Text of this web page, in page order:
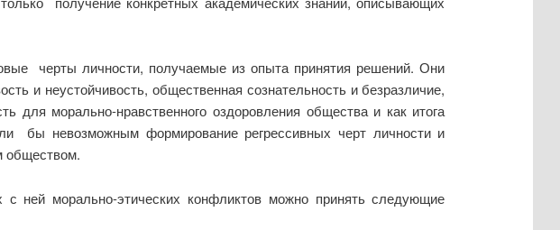
черты личности, получаемые из опыта принятия решений. Они
и неустойчивость, общественная сознательность и безразличие,
для морально-нравственного оздоровления общества и как итога
бы невозможным формирование регрессивных черт личности и
обществом.
ней морально-этических конфликтов можно принять следующие